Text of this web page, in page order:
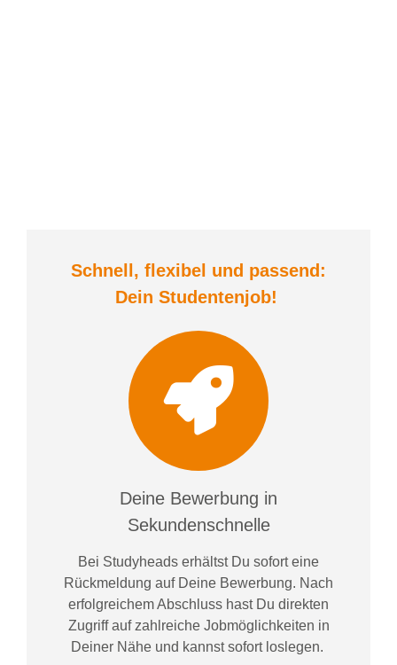
Schnell, flexibel und passend:
Dein Studentenjob!
Deine Bewerbung in
Sekundenschnelle
Bei Studyheads erhältst Du sofort eine
Rückmeldung auf Deine Bewerbung. Nach
erfolgreichem Abschluss hast Du direkten
Zugriff auf zahlreiche Jobmöglichkeiten in
Deiner Nähe und kannst sofort loslegen.